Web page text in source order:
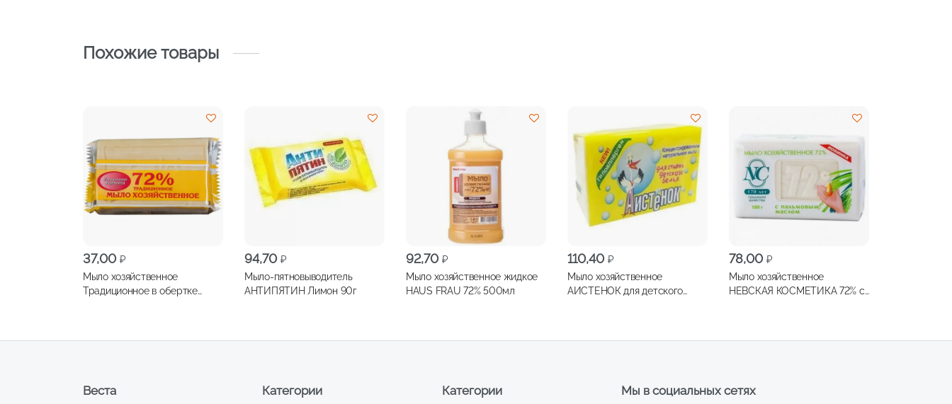
Похожие товары
37,00 ₽
Мыло хозяйственное
Традиционное в обертке
94,70 ₽
Мыло-пятновыводитель
АНТИПЯТИН Лимон 90г
92,70 ₽
Мыло хозяйственное жидкое
HAUS FRAU 72% 500мл
110,40 ₽
Мыло хозяйственное
АИСТЕНОК для детского
78,00 ₽
Мыло хозяйственное
НЕВСКАЯ КОСМЕТИКА 72% с
Мы в социальных сетях
Категории Категории
Веста